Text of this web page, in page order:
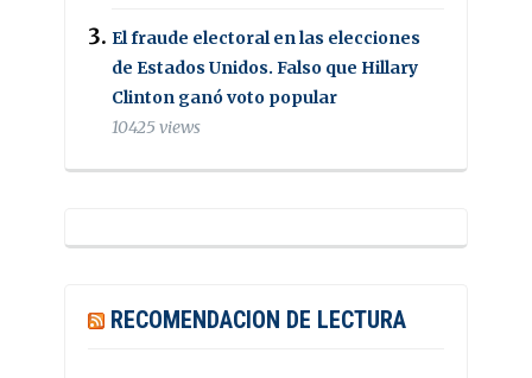
El fraude electoral en las elecciones
de Estados Unidos. Falso que Hillary
Clinton ganó voto popular
10425 views
RECOMENDACION DE LECTURA